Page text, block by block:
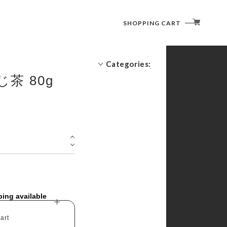
SHOPPING CART
Categories:
茶 80g
available